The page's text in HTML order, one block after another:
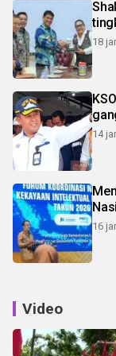
18
14
16
Video